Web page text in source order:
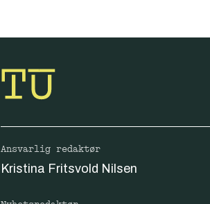
Ansvarlig redaktør
Kristina Fritsvold Nilsen